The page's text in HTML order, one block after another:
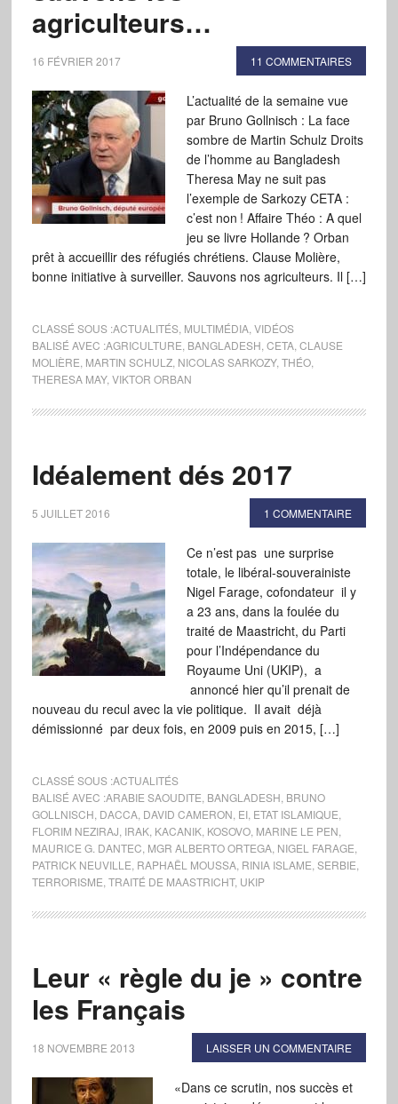
agriculteurs…
16 FÉVRIER 2017 11 COMMENTAIRES
L’actualité de la semaine vue
par Bruno Gollnisch : La face
sombre de Martin Schulz Droits
de l’homme au Bangladesh
Theresa May ne suit pas
l’exemple de Sarkozy CETA :
c’est non ! Affaire Théo : A quel
jeu se livre Hollande ? Orban
prêt à accueillir des réfugiés chrétiens. Clause Molière,
bonne initiative à surveiller. Sauvons nos agriculteurs. Il […]
CLASSÉ SOUS :ACTUALITÉS, MULTIMÉDIA, VIDÉOS
BALISÉ AVEC :AGRICULTURE BANGLADESH CETA, CLAUSE
MOLIÈRE MARTIN SCHULZ, NICOLAS SARKOZY, THÉO,
THERESA MAY, VIKTOR ORBAN
Idéalement dés 2017
5 JUILLET 2016 1 COMMENTAIRE
Ce n’est pas une surprise
totale, le libéral-souverainiste
Nigel Farage, cofondateur il y
a 23 ans, dans la foulée du
traité de Maastricht, du Parti
pour l’Indépendance du
Royaume Uni (UKIP), a
annoncé hier qu’il prenait de
nouveau du recul avec la vie politique. Il avait déjà
démissionné par deux fois, en 2009 puis en 2015, […]
CLASSÉ SOUS :ACTUALITÉS
BALISÉ AVEC :ARABIE SAOUDITE BANGLADESH BRUNO
GOLLNISCH DACCA, DAVID CAMERON EI, ETAT ISLAMIQUE
FLORIM NEZIRAJ IRAK, KACANIK, KOSOVO, MARINE LE PEN
MAURICE G. DANTEC MGR ALBERTO ORTEGA, NIGEL FARAGE
PATRICK NEUVILLE RAPHAËL MOUSSA, RINIA ISLAME SERBIE
TERRORISME TRAITÉ DE MAASTRICHT, UKIP
Leur « règle du je » contre
les Français
18 NOVEMBRE 2013 LAISSER UN COMMENTAIRE
«Dans ce scrutin, nos succès et